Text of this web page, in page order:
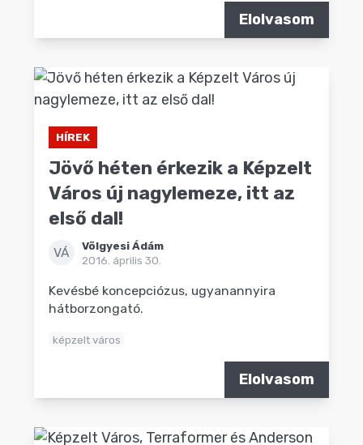
Elolvasom
HÍREK
Jövő héten érkezik a Képzelt
Város új nagylemeze, itt az
első dal!
VÁ
Völgyesi Ádám
2016. április 30.
Kevésbé koncepciózus, ugyanannyira
hátborzongató.
képzelt város
Elolvasom